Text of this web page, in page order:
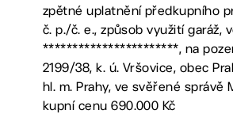
zpětné uplatnění předkupního
č. p./č. e., způsob využití garáž,
***********************, na
2199/38, k. ú. Vršovice, obec
hl. m. Prahy, ve svěřené správě
kupní cenu 690.000 Kč